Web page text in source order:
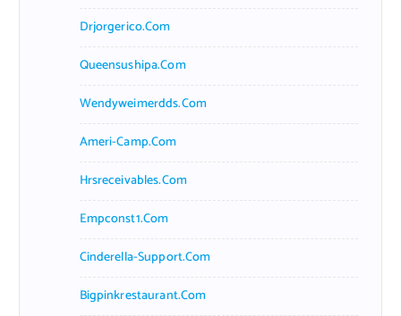
Drjorgerico.com
Queensushipa.com
Wendyweimerdds.com
Ameri-Camp.com
Hrsreceivables.com
Empconst1.com
Cinderella-Support.com
Bigpinkrestaurant.com